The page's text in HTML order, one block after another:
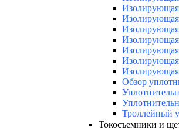
Обзор
Троллейный
Токосъемники и